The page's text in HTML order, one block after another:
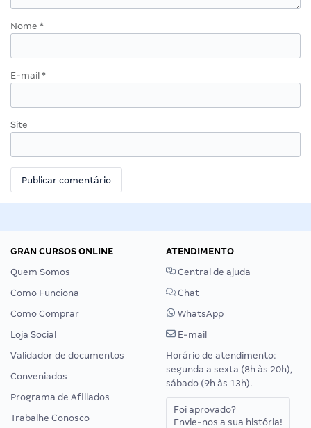
Nome *
E-mail *
Site
GRAN CURSOS ONLINE
Quem Somos
Como Funciona
Como Comprar
Loja Social
Validador de documentos
Conveniados
Programa de Afiliados
Trabalhe Conosco
ATENDIMENTO
Central de ajuda
Chat
WhatsApp
E-mail
Horário de atendimento:
segunda a sexta (8h às 20h),
sábado (9h às 13h).
Foi aprovado?
Envie-nos a sua história!